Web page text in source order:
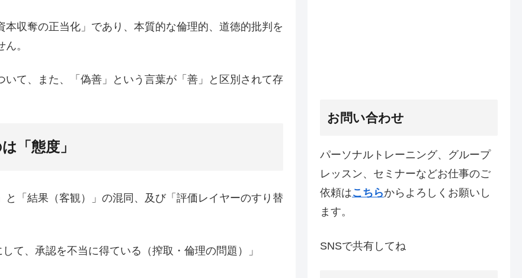
収奪の正当化」であり、本質的な倫理的、道徳的批判を
。
て、また、「偽善」という言葉が「善」と区別されて存
「態度」
「結果（客観）」の混同、及び「評価レイヤーのすり替
て、承認を不当に得ている（搾取・倫理の問題）」
お問い合わせ
パーソナルトレーニング、グループ
レッスン、セミナーなどお仕事のご
依頼はこちらからよろしくお願いし
ます。
SNSで共有してね